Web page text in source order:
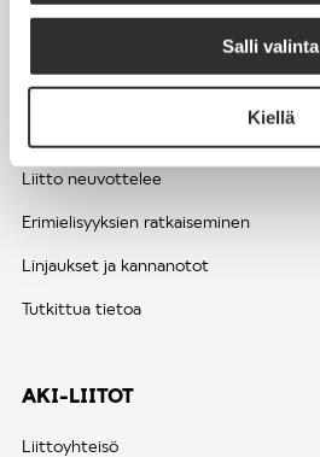
Salli valinta
Kiellä
EDUNVALVONTA
Liitto neuvottelee
Erimielisyyksien ratkaiseminen
Linjaukset ja kannanotot
Tutkittua tietoa
AKI-LIITOT
Liittoyhteisö